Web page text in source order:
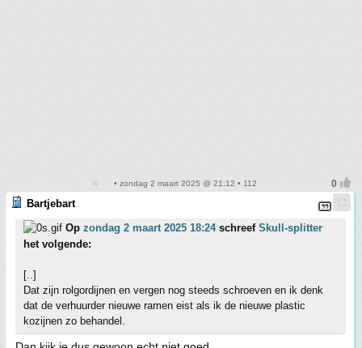
• zondag 2 maart 2025 @ 21:12 • 112
Bartjebart
Op zondag 2 maart 2025 18:24schreef Skull-splitter
het volgende:
[..]
Dat zijn rolgordijnen en vergen nog steeds schroeven en ik denk
dat de verhuurder nieuwe ramen eist als ik de nieuwe plastic
kozijnen zo behandel.